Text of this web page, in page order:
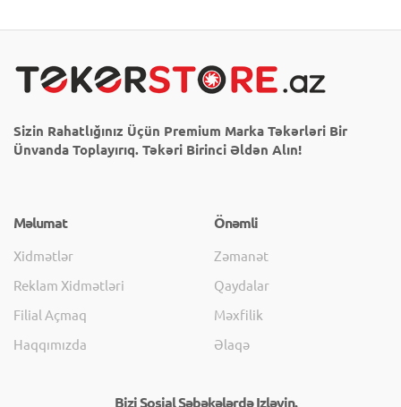
Sizin Rahatlığınız Üçün Premium Marka Təkərləri Bir
Ünvanda Toplayırıq. Təkəri Birinci Əldən Alın!
Məlumat
Xidmətlər
Reklam Xidmətləri
Filial Açmaq
Haqqımızda
Önəmli
Zəmanət
Qaydalar
Məxfilik
Əlaqə
Bizi Sosial Şəbəkələrdə Izləyin.